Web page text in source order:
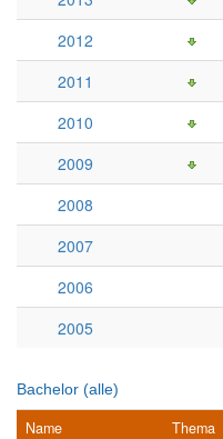
2012
2011
2010
2009
2008
2007
2006
2005
Bachelor (alle)
Name Thema